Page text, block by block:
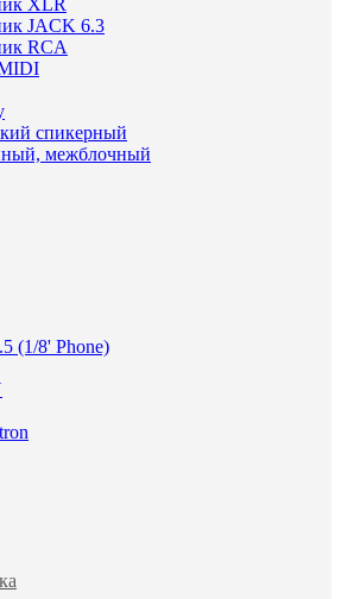
XLR
JACK 6.3
RCA
спикерный
межблочный
(1/8' Phone)